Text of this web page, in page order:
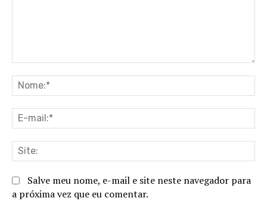
Salve meu nome, e-mail e site neste navegador para
a próxima vez que eu comentar.